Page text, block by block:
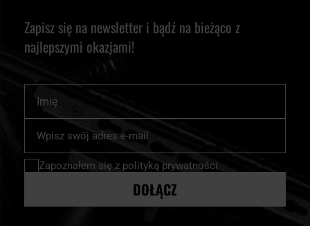
Zapisz się na newsletter i bądź na bieżąco z
najlepszymi okazjami!
nasz
newsletter:
Zapoznałem się z polityką prywatności
DOŁĄCZ